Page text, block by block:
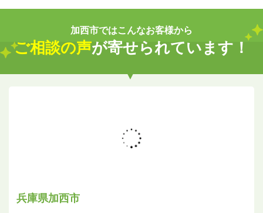
加西市ではこんなお客様から
ご相談の声が寄せられています！
兵庫県加西市